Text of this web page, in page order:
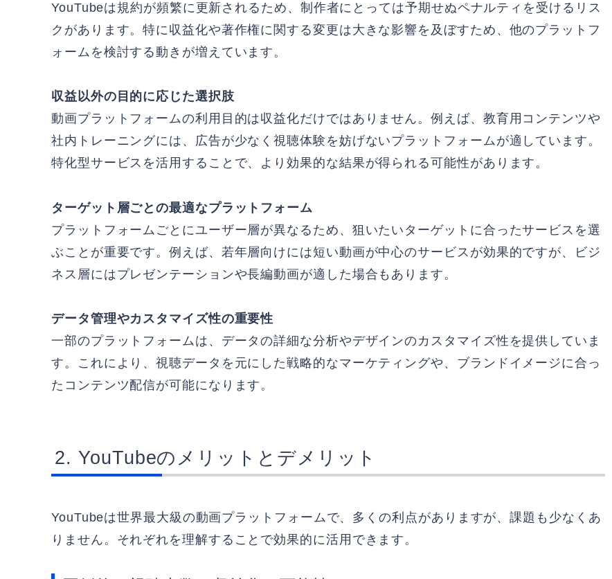
YouTubeは規約が頻繁に更新されるため、制作者にとっては予期せぬペナルティを受けるリス
クがあります。特に収益化や著作権に関する変更は大きな影響を及ぼすため、他のプラットフ
ォームを検討する動きが増えています。
収益以外の目的に応じた選択肢
動画プラットフォームの利用目的は収益化だけではありません。例えば、教育用コンテンツや
社内トレーニングには、広告が少なく視聴体験を妨げないプラットフォームが適しています。
特化型サービスを活用することで、より効果的な結果が得られる可能性があります。
ターゲット層ごとの最適なプラットフォーム
プラットフォームごとにユーザー層が異なるため、狙いたいターゲットに合ったサービスを選
ぶことが重要です。例えば、若年層向けには短い動画が中心のサービスが効果的ですが、ビジ
ネス層にはプレゼンテーションや長編動画が適した場合もあります。
データ管理やカスタマイズ性の重要性
一部のプラットフォームは、データの詳細な分析やデザインのカスタマイズ性を提供していま
す。これにより、視聴データを元にした戦略的なマーケティングや、ブランドイメージに合っ
たコンテンツ配信が可能になります。
YouTubeのメリットとデメリット
YouTubeは世界最大級の動画プラットフォームで、多くの利点がありますが、課題も少なくあ
りません。それぞれを理解することで効果的に活用できます。